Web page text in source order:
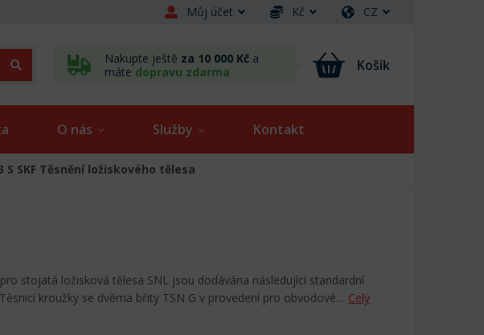
Můj účet Kč CZ
Nakupte ještě za 10 000 Kč a
máte dopravu zdarma Košík
O nás Služby Kontakt
S SKF Těsnění ložiskového tělesa
stojatá ložisková tělesa SNL jsou dodávána následující standardní
kroužky se dvěma břity TSN G v provedení pro obvodové… Celý